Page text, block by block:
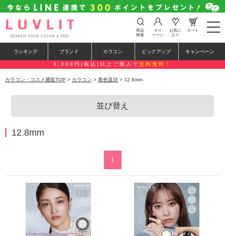
t
o
e
n
t
商品
検索
マイ
ページ
お気に
入り
カート
ランキング ブランド カラコン ピックアップ キャンペーン
3,300円(税込)以上ご購入で 送料無料！
カラコン・コスメ通販TOP > カラコン > 着色直径 > 12.8mm
並び替え
12.8mm
1